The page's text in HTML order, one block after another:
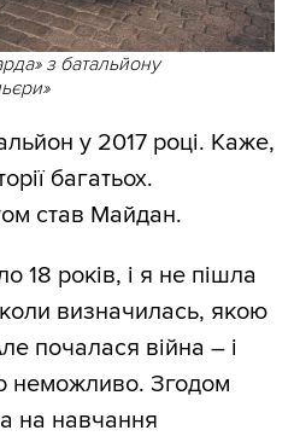
з батальйону
у 2017 році. Каже,
багатьох.
став Майдан.
18 років, і я не пішла
визначилась, якою
почалася війна – і
неможливо. Згодом
на навчання